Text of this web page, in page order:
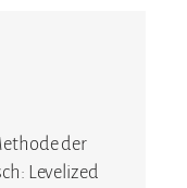
der
Levelized